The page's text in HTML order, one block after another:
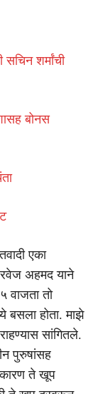
शर्मांची
बोनस
एका
अहमद याने
वाजता तो
बसला होता. माझे
सांगितले.
पुरुषांसह
कारण ते खूप